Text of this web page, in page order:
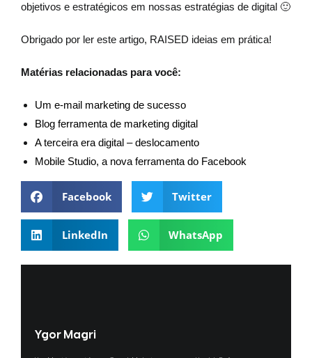
objetivos e estratégicos em nossas estratégias de digital 🙂
Obrigado por ler este artigo, RAISED ideias em prática!
Matérias relacionadas para você:
Um e-mail marketing de sucesso
Blog ferramenta de marketing digital
A terceira era digital – deslocamento
Mobile Studio, a nova ferramenta do Facebook
Facebook Twitter
LinkedIn WhatsApp
Ygor Magri